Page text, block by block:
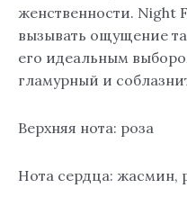
женственности. Night
вызывать ощущение
его идеальным
гламурный и
Верхняя нота: роза
Нота сердца: жасмин,